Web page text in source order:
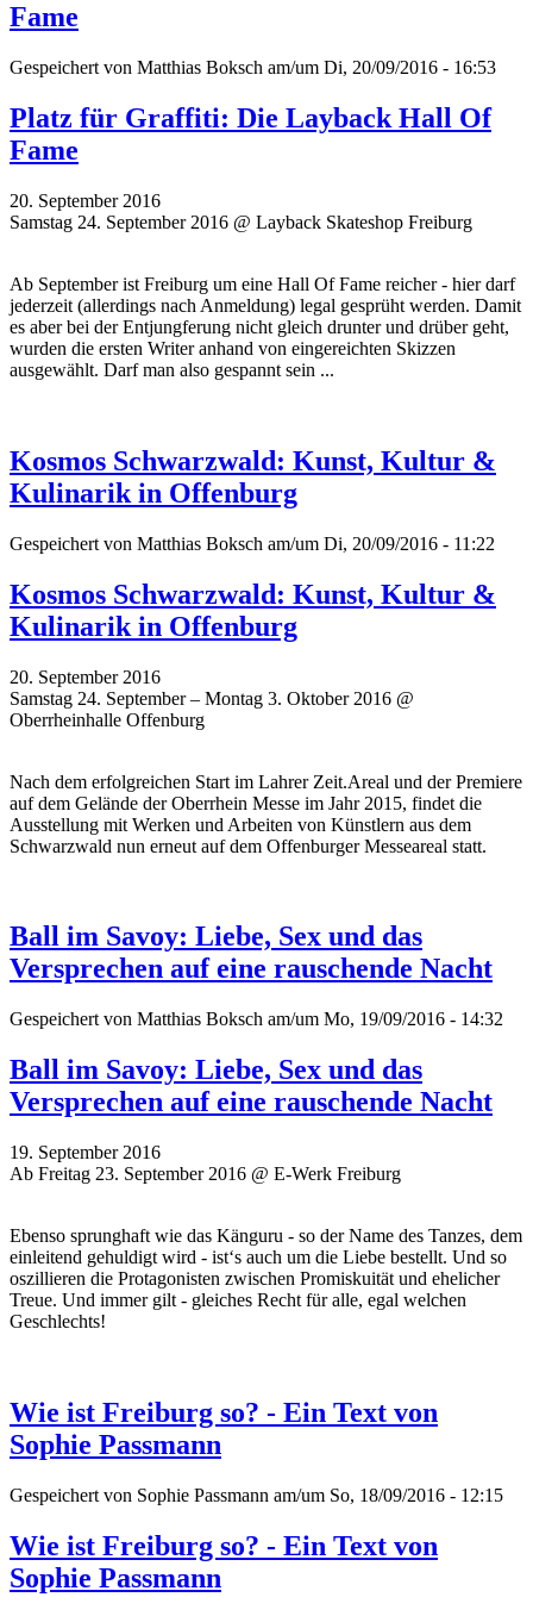
Fame
Gespeichert von Matthias Boksch am/um Di, 20/09/2016 - 16:53
Platz für Graffiti: Die Layback Hall Of
Fame
20. September 2016
Samstag 24. September 2016 @ Layback Skateshop Freiburg
Ab September ist Freiburg um eine Hall Of Fame reicher - hier darf
jederzeit (allerdings nach Anmeldung) legal gesprüht werden. Damit
es aber bei der Entjungferung nicht gleich drunter und drüber geht,
wurden die ersten Writeranhand von eingereichten Skizzen
ausgewählt. Darf man also gespannt sein ...
Kosmos Schwarzwald: Kunst, Kultur &
Kulinarik in Offenburg
Gespeichert von Matthias Boksch am/um Di, 20/09/2016 - 11:22
Kosmos Schwarzwald: Kunst, Kultur &
Kulinarik in Offenburg
20. September 2016
Samstag 24. September – Montag 3. Oktober 2016 @
Oberrheinhalle Offenburg
Nach dem erfolgreichen Start im Lahrer Zeit.Areal und der Premiere
auf dem Gelände der Oberrhein Messe im Jahr 2015, findet die
Ausstellung mit Werken und Arbeiten von Künstlern aus dem
Schwarzwald nun erneut auf dem Offenburger Messeareal statt.
Ball im Savoy: Liebe, Sex und das
Versprechen auf eine rauschende Nacht
Gespeichert von Matthias Boksch am/um Mo, 19/09/2016 - 14:32
Ball im Savoy: Liebe, Sex und das
Versprechen auf eine rauschende Nacht
19. September 2016
Ab Freitag 23. September 2016 @ E-Werk Freiburg
Ebenso sprunghaft wie das Känguru - so der Name des Tanzes, dem
einleitend gehuldigt wird - ist‘s auch um die Liebe bestellt. Und so
oszillieren die Protagonisten zwischen Promiskuität und ehelicher
Treue. Und immer gilt - gleiches Recht für alle, egal welchen
Geschlechts!
Wie ist Freiburg so? - Ein Text von
Sophie Passmann
Gespeichert von Sophie Passmann am/um So, 18/09/2016 - 12:15
Wie ist Freiburg so? - Ein Text von
Sophie Passmann